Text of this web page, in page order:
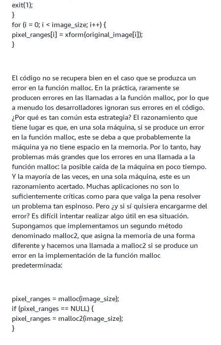
exit(1);
}
for (i = 0; i < image_size; i++) {
pixel_ranges[i] = xform(original_image[i]);
}
El código no se recupera bien en el caso que se produzca un
error en la función malloc. En la práctica, raramente se
producen errores en las llamadas a la función malloc, por lo que
a menudo los desarrolladores ignoran sus errores en el código.
¿Por qué es tan común esta estrategia? El razonamiento que
tiene lugar es que, en una sola máquina, si se produce un error
en la función malloc, este se deba a que probablemente la
máquina ya no tiene espacio en la memoria. Por lo tanto, hay
problemas más grandes que los errores en una llamada a la
función malloc: la posible caída de la máquina en poco tiempo.
Y la mayoría de las veces, en una sola máquina, este es un
razonamiento acertado. Muchas aplicaciones no son lo
suficientemente críticas como para que valga la pena resolver
un problema tan espinoso. Pero ¿y si sí quisiera encargarme del
error? Es difícil intentar realizar algo útil en esa situación.
Supongamos que implementamos un segundo método
denominado malloc2, que asigna la memoria de una forma
diferente y hacemos una llamada a malloc2 si se produce un
error en la implementación de la función malloc
predeterminada:
pixel_ranges = malloc(image_size);
if (pixel_ranges == NULL) {
pixel_ranges = malloc2(image_size);
}